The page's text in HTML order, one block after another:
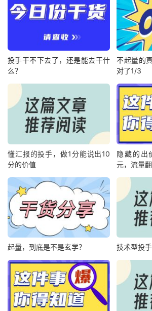
投手干不下去了，还是能去干什
么？
不起量的
对了1/3
懂汇报的投手，做1分能说出10
分的价值
隐藏的出
元，流量
起量，到底是不是玄学？ 技术型投